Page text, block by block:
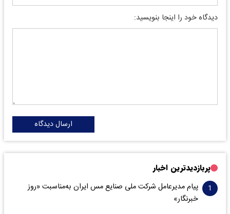
دیدگاه خود را اینجا بنویسید:
ارسال دیدگاه
پربازدیدترین اخبار
پیام مدیرعامل شرکت ملی صنایع مس ایران به‌مناسبت «روز
خبرنگار»